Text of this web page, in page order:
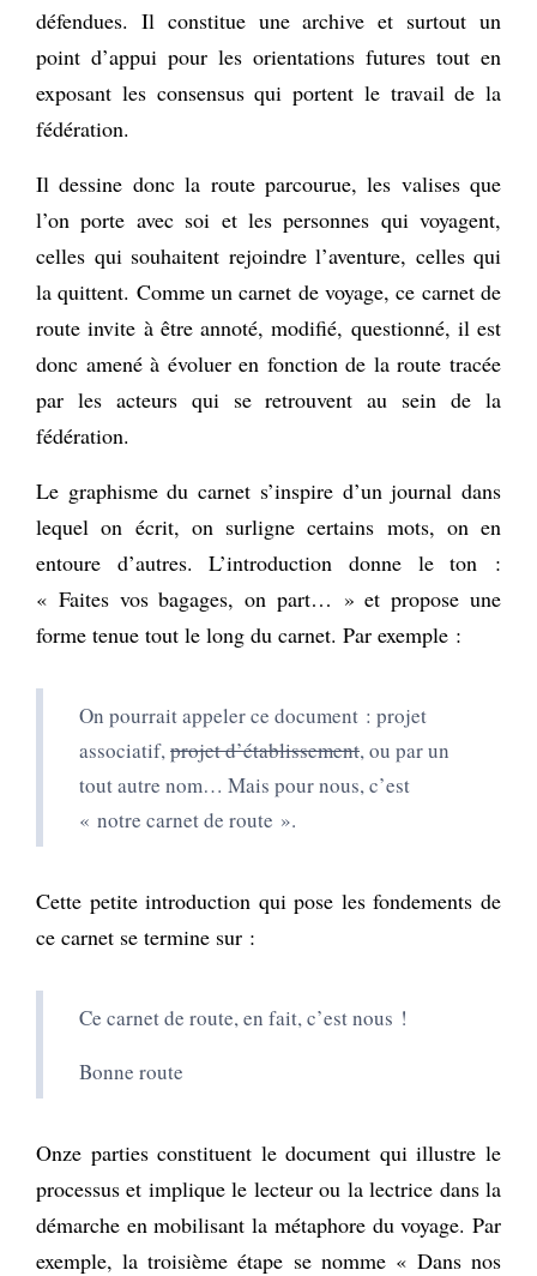
défendues. Il constitue une archive et surtout un
point d’appui pour les orientations futures tout en
exposant les consensus qui portent le travail de la
fédération.
Il dessine donc la route parcourue, les valises que
l’on porte avec soi et les personnes qui voyagent,
celles qui souhaitent rejoindre l’aventure, celles qui
la quittent. Comme un carnet de voyage, ce carnet de
route invite à être annoté, modifié, questionné, il est
donc amené à évoluer en fonction de la route tracée
par les acteurs qui se retrouvent au sein de la
fédération.
Le graphisme du carnet s’inspire d’un journal dans
lequel on écrit, on surligne certains mots, on en
entoure d’autres. L’introduction donne le ton :
« Faites vos bagages, on part… » et propose une
forme tenue tout le long du carnet. Par exemple :
On pourrait appeler ce document : projet
associatif, projet d’établissement, ou par un
tout autre nom… Mais pour nous, c’est
« notre carnet de route ».
Cette petite introduction qui pose les fondements de
ce carnet se termine sur :
Ce carnet de route, en fait, c’est nous !
Bonne route
Onze parties constituent le document qui illustre le
processus et implique le lecteur ou la lectrice dans la
démarche en mobilisant la métaphore du voyage. Par
exemple, la troisième étape se nomme « Dans nos